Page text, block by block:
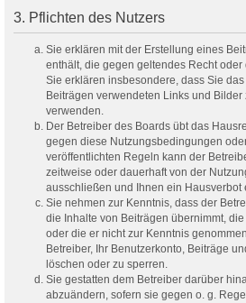
3. Pflichten des Nutzers
Sie erklären mit der Erstellung eines
enthält, die gegen geltendes Recht
Sie erklären insbesondere, dass Sie
Beiträgen verwendeten Links und Bilder
verwenden.
Der Betreiber des Boards übt das
gegen diese Nutzungsbedingungen
veröffentlichten Regeln kann der
zeitweise oder dauerhaft von der
ausschließen und Ihnen ein Hausverbot
Sie nehmen zur Kenntnis, dass der
die Inhalte von Beiträgen übernimmt,
oder die er nicht zur Kenntnis
Betreiber, Ihr Benutzerkonto, Beiträge
löschen oder zu sperren.
Sie gestatten dem Betreiber darüber
abzuändern, sofern sie gegen o. g.